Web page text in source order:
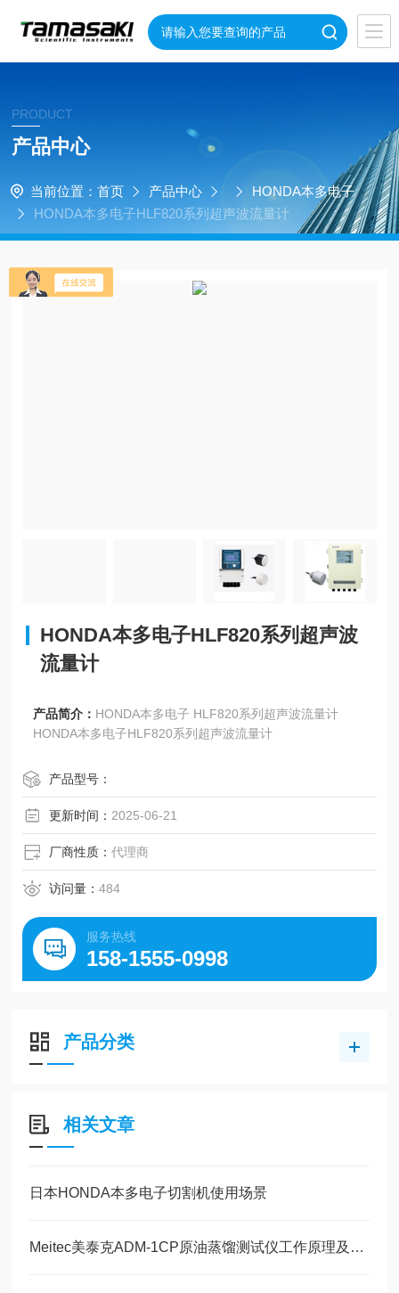
PRODUCT
产品中心
当前位置： 首页 产品中心
HONDA本多电子
HONDA本多电子HLF820系列超声波流量计
HONDA本多电子HLF820系列超声波
流量计
产品简介： HONDA本多电子 HLF820系列超声波流量计
HONDA本多电子HLF820系列超声波流量计
产品型号：
更新时间： 2025-06-21
厂商性质：代理商
访问量：484
服务热线
158-1555-0998
产品分类
相关文章
日本HONDA本多电子切割机使用场景
Meitec美泰克ADM-1CP原油蒸馏测试仪工作原理及技术解析